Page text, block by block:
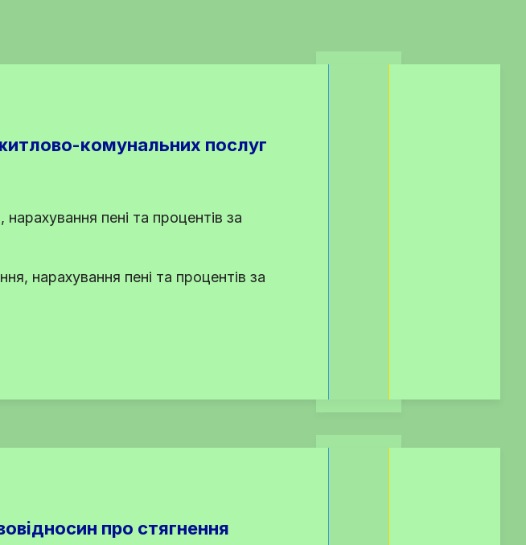
комунальних послуг
пені та процентів за
нарахування пені та процентів за
про стягнення